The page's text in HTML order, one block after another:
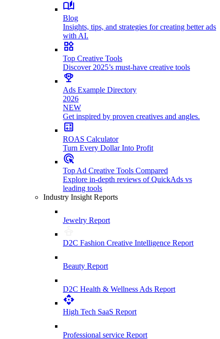
Blog
Insights, tips, and strategies for creating better ads
with AI.
Top Creative Tools
Discover 2025’s must-have creative tools
Ads Example Directory
2026
NEW
Get inspired by proven creatives and angles.
ROAS Calculator
Turn Every Dollar Into Profit
Top Ad Creative Tools Compared
Explore in-depth reviews of QuickAds vs
leading tools
Industry Insight Reports
Jewelry Report
D2C Fashion Creative Intelligence Report
Beauty Report
D2C Health & Wellness Ads Report
High Tech SaaS Report
Professional service Report